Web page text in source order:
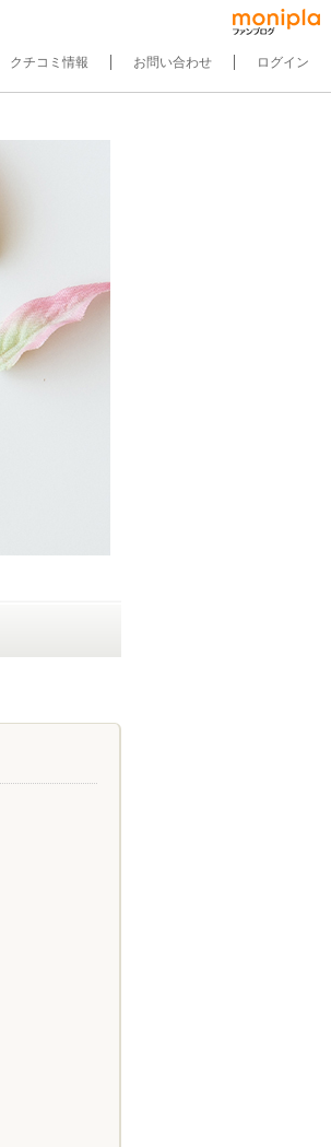
クチコミ情報 お問い合わせ ログイン